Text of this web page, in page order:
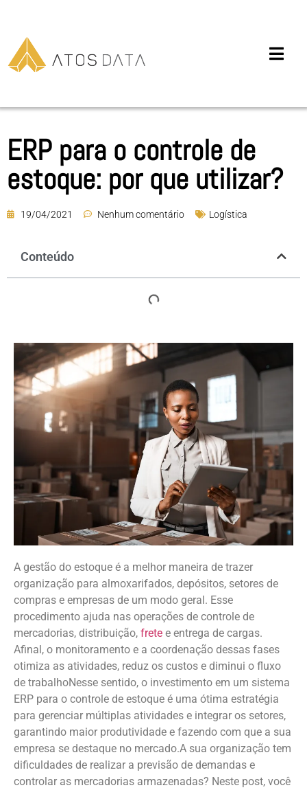
ERP para o controle de
estoque: por que utilizar?
19/04/2021 Nenhum comentário Logística
Conteúdo
A gestão do estoque é a melhor maneira de trazer
organização para almoxarifados, depósitos, setores de
compras e empresas de um modo geral. Esse
procedimento ajuda nas operações de controle de
mercadorias, distribuição, frete e entrega de cargas.
Afinal, o monitoramento e a coordenação dessas fases
otimiza as atividades, reduz os custos e diminui o fluxo
de trabalhoNesse sentido, o investimento em um sistema
ERP para o controle de estoque é uma ótima estratégia
para gerenciar múltiplas atividades e integrar os setores,
garantindo maior produtividade e fazendo com que a sua
empresa se destaque no mercado.A sua organização tem
dificuldades de realizar a previsão de demandas e
controlar as mercadorias armazenadas? Neste post, você